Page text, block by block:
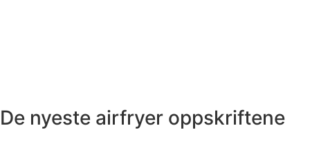
De nyeste airfryer oppskriftene